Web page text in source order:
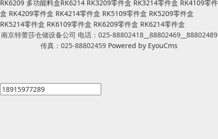
RK6209 多功能料盒RK6214 RK3209零件盒 RK3214零件盒 RK4109零件
盒 RK4209零件盒 RK4214零件盒 RK5109零件盒 RK5209零件盒
RK5214零件盒 RK6109零件盒 RK6209零件盒 RK6214零件盒
南京特蕾莎仓储设备公司 电话：025-88802418__88802469__88802489
传真：025-88802459 Powered by EyouCms